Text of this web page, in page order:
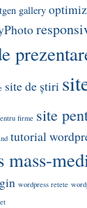
gallery
site de știri
firme site
tutorial
mass-
wordpress retete